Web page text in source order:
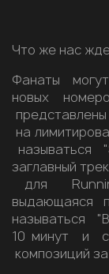
Что же нас
Фанаты
новых
на
называться
заглавный
для
выдающаяся
называться
10 минут и
композиций